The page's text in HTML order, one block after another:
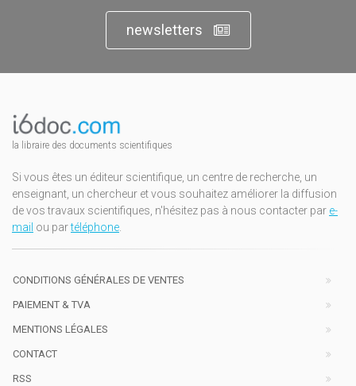
newsletters
la libraire des documents scientifiques
Si vous êtes un éditeur scientifique, un centre de recherche, un
enseignant, un chercheur et vous souhaitez améliorer la diffusion
de vos travaux scientifiques, n'hésitez pas à nous contacter par e-
mail ou partéléphone.
CONDITIONS GÉNÉRALES DE VENTES
PAIEMENT & TVA
MENTIONS LÉGALES
CONTACT
RSS